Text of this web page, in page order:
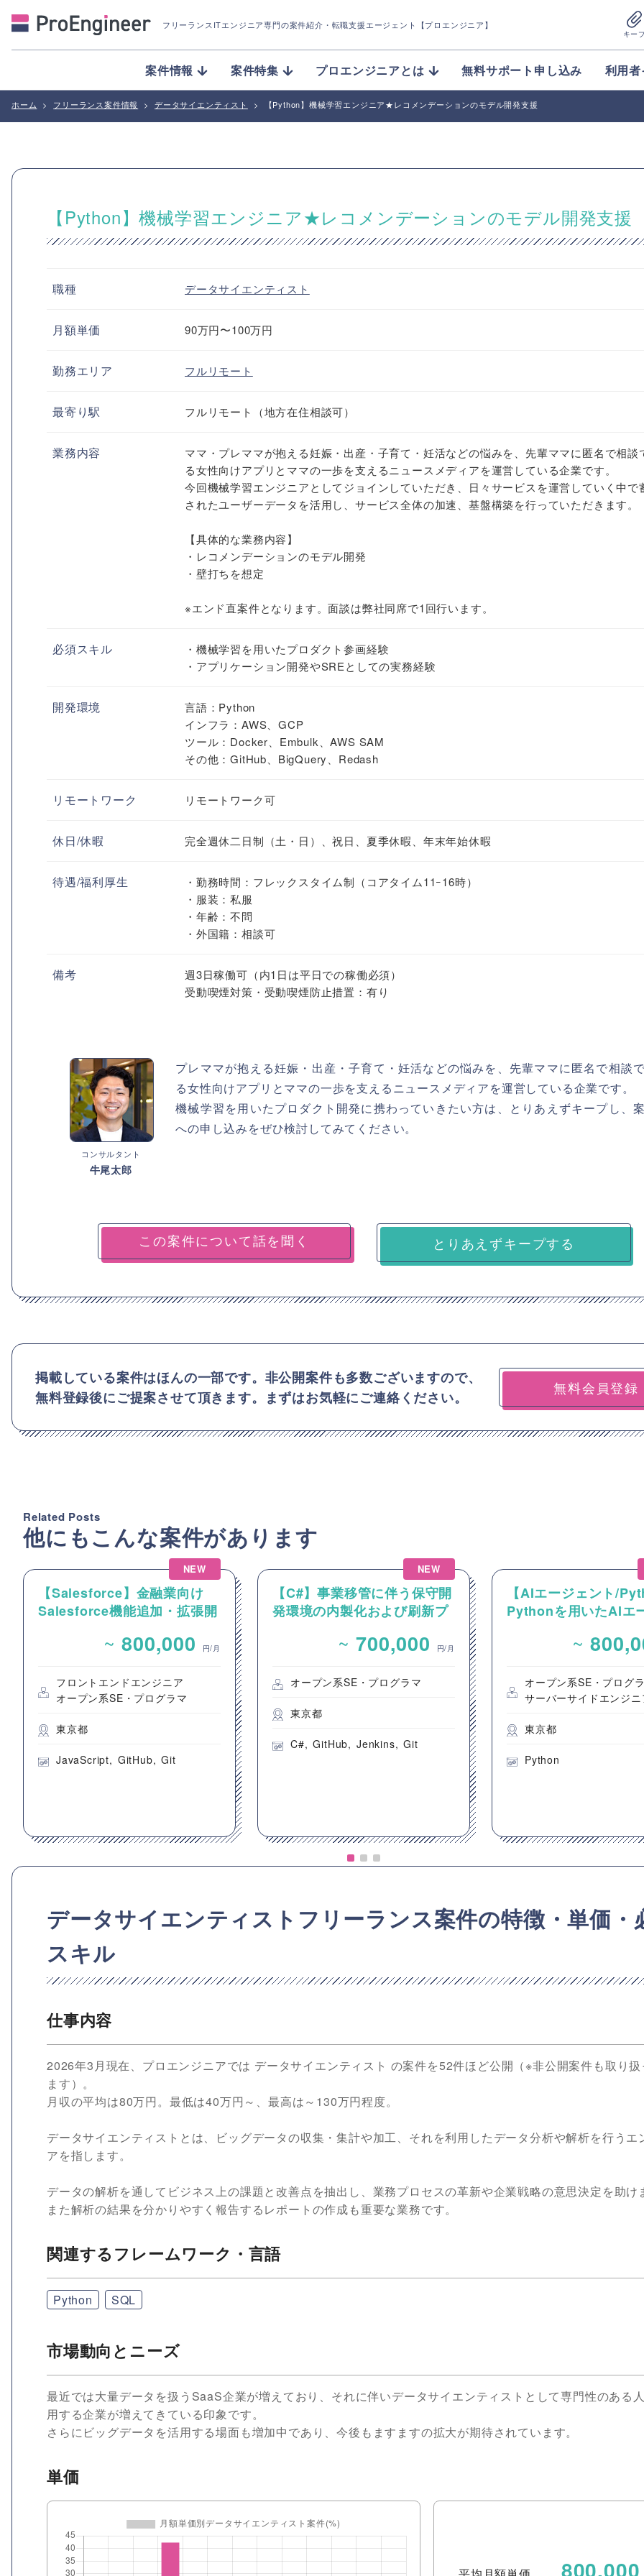
フリーランスITエンジニア専門の案件紹介 ・転職支援エージェント【プロエンジニア】
キー
案件情報 案件特集 プロエンジニアとは 無料サポート申し込み 利用
ホーム > フリーランス案件情報 > データサイエンティスト > 【Python】機械学習エンジニア★レコメンデーションのモデル開発支援
【Python】機械学習エンジニア★レコメンデーションのモデル開発支援
職種 データサイエンティスト
月額単価 90万円〜100万円
勤務エリア フルリモート
最寄り駅 フルリモート（地方在住相談可）
業務内容
ママ・プレママが抱える妊娠・出産・子育て・妊活などの悩みを、先輩ママに匿名で相談
る女性向けアプリとママの一歩を支えるニュースメディアを運営している企業です。
今回機械学習エンジニアとしてジョインしていただき、日々サービスを運営していく中で
されたユーザーデータを活用し、サービス全体の加速、基盤構築を行っていただきます。
【具体的な業務内容】
・レコメンデーションのモデル開発
・壁打ちを想定
※エンド直案件となります。面談は弊社同席で1回行います。
必須スキル
・機械学習を用いたプロダクト参画経験
・アプリケーション開発やSREとしての実務経験
開発環境
言語：Python
インフラ：AWS、GCP
ツール：Docker、Embulk、AWS SAM
その他：GitHub、BigQuery、Redash
リモートワーク リモートワーク可
休日/休暇 完全週休二日制（土・日）、祝日、夏季休暇、年末年始休暇
待遇/福利厚生
・勤務時間：フレックスタイム制（コアタイム11ｰ16時）
・服装：私服
・年齢：不問
・外国籍：相談可
備考
週3日稼働可（内1日は平日での稼働必須）
受動喫煙対策・受動喫煙防止措置：有り
コンサルタント
牛尾太郎
プレママが抱える妊娠・出産・子育て・妊活などの悩みを、先輩ママに匿名で相談
る女性向けアプリとママの一歩を支えるニュースメディアを運営している企業です。
機械学習を用いたプロダクト開発に携わっていきたい方は、とりあえずキープし、
への申し込みをぜひ検討してみてください。
とりあえずキープする
掲載している案件はほんの一部です。非公開案件も多数ございますので、
無料登録後にご提案させて頂きます。まずはお気軽にご連絡ください。
無料会員登録
Related Posts
他にもこんな案件があります
NEW
【Salesforce】金融業向け
Salesforce機能追加・拡張開
~ 800,000 円/月
フロントエンドエンジニア
オープン系SE・プログラマ
東京都
JavaScript GitHub Git
NEW
【C#】事業移管に伴う保守開
発環境の内製化および刷新プ
開発要員）~ 700,000 円/月
オープン系SE・プログラマ
東京都
C# GitHub Jenkins Git
【AIエージェント/
Pythonを用いたAIエ
~
オープン系SE・プログ
サーバーサイドエンジニ
東京都
Python
データサイエンティストフリーランス案件の特徴・単価・
スキル
仕事内容
2026年3月現在、プロエンジニアでは データサイエンティスト の案件を52件ほど公開（※非公開案件も取り扱
ます）。
月収の平均は80万円。最低は40万円～、最高は～130万円程度。
データサイエンティストとは、ビッグデータの収集・集計や加工、それを利用したデータ分析や解析を行うエ
アを指します。
データの解析を通してビジネス上の課題と改善点を抽出し、業務プロセスの革新や企業戦略の意思決定を助け
また解析の結果を分かりやすく報告するレポートの作成も重要な業務です。
関連するフレームワーク・言語
Python SQL
市場動向とニーズ
最近では大量データを扱うSaaS企業が増えており、それに伴いデータサイエンティストとして専門性のある
用する企業が増えてきている印象です。
さらにビッグデータを活用する場面も増加中であり、今後もますますの拡大が期待されています。
単価